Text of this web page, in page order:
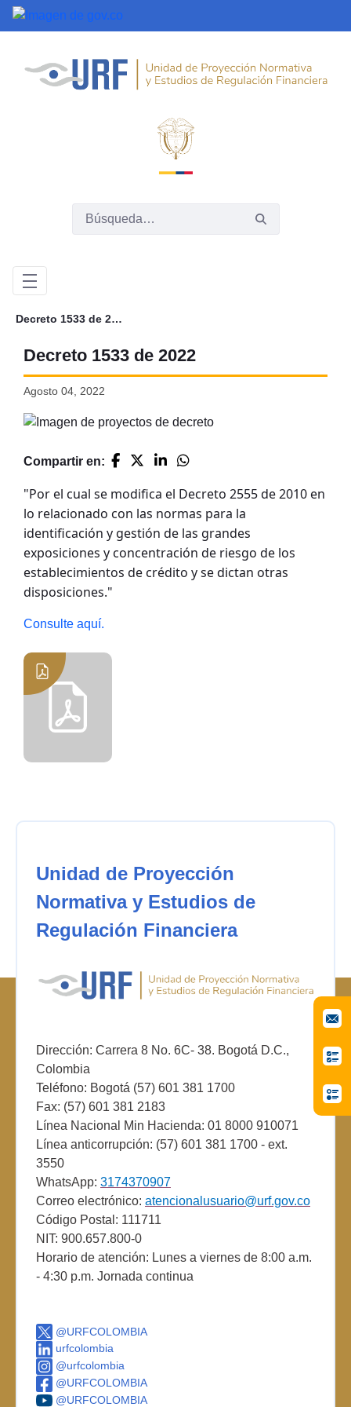
Saltar al contenido principal
Decreto 1533 de 2022
Decreto 1533 de 2022
Agosto 04, 2022
Compartir en:
"Por el cual se modifica el Decreto 2555 de 2010 en
lo relacionado con las normas para la
identificación y gestión de las grandes
exposiciones y concentración de riesgo de los
establecimientos de crédito y se dictan otras
disposiciones."
Consulte aquí.
Unidad de Proyección
Normativa y Estudios de
Regulación Financiera
Dirección: Carrera 8 No. 6C- 38. Bogotá D.C.,
Colombia
Teléfono: Bogotá (57) 601 381 1700
Fax: (57) 601 381 2183
Línea Nacional Min Hacienda: 01 8000 910071
Línea anticorrupción: (57) 601 381 1700 - ext.
3550
WhatsApp: 3174370907
Correo electrónico: atencionalusuario@urf.gov.co
Código Postal: 111711
NIT: 900.657.800-0
Horario de atención: Lunes a viernes de 8:00 a.m.
- 4:30 p.m. Jornada continua
@URFCOLOMBIA
urfcolombia
@urfcolombia
@URFCOLOMBIA
@URFCOLOMBIA